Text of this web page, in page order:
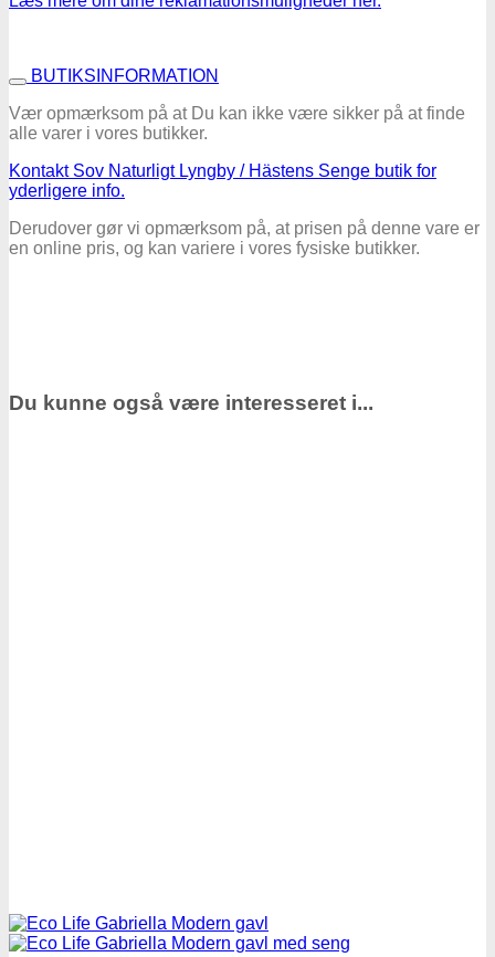
BUTIKSINFORMATION
Vær opmærksom på at Du kan ikke være sikker på at finde
alle varer i vores butikker.
Kontakt Sov Naturligt Lyngby / Hästens Senge butik for
yderligere info.
Derudover gør vi opmærksom på, at prisen på denne vare er
en online pris, og kan variere i vores fysiske butikker.
Du kunne også være interesseret i...